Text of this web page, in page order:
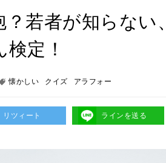
？若者が知らない
定！
懐かしい クイズ アラフォー
リツィート ラインを送る